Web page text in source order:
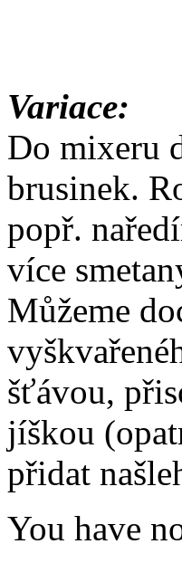
Variace:
Do mixeru
brusinek.
popř.
více
Můžeme
šťávou,
jíškou
přidat
You have